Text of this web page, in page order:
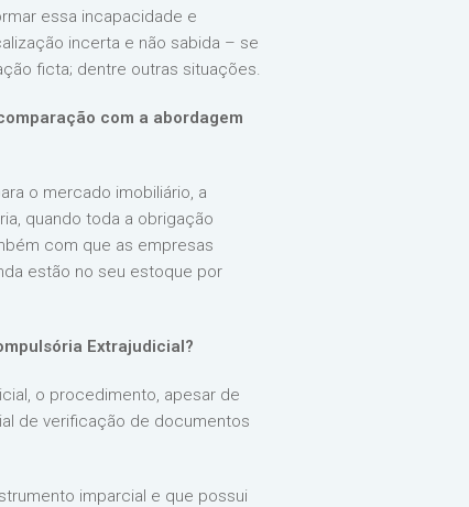
essa incapacidade e
incerta e não sabida – se
ficta; dentre outras situações.
com a abordagem
o mercado imobiliário, a
quando toda a obrigação
com que as empresas
estão no seu estoque por
Extrajudicial?
o procedimento, apesar de
de verificação de documentos
imparcial e que possui